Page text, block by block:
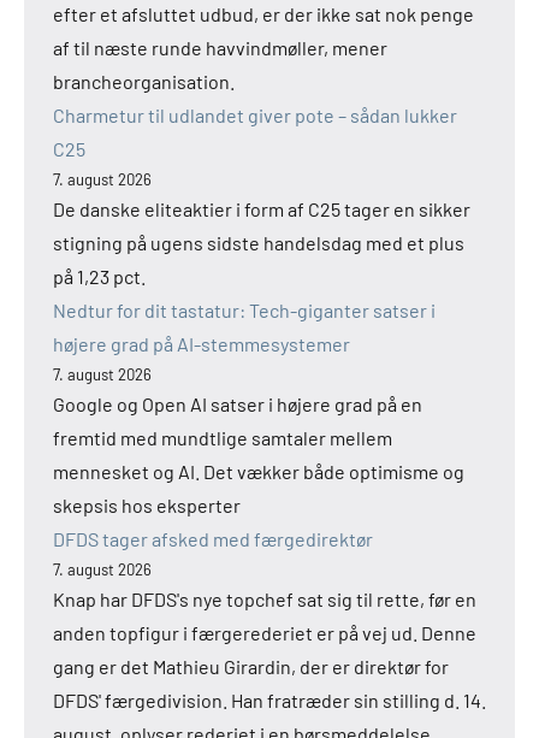
efter et afsluttet udbud, er der ikke sat nok penge
af til næste runde havvindmøller, mener
brancheorganisation.
Charmetur til udlandet giver pote – sådan lukker
C25
7. august 2026
De danske eliteaktier i form af C25 tager en sikker
stigning på ugens sidste handelsdag med et plus
på 1,23 pct.
Nedtur for dit tastatur: Tech-giganter satser i
højere grad på AI-stemmesystemer
7. august 2026
Google og Open AI satser i højere grad på en
fremtid med mundtlige samtaler mellem
mennesket og AI. Det vækker både optimisme og
skepsis hos eksperter
DFDS tager afsked med færgedirektør
7. august 2026
Knap har DFDS's nye topchef sat sig til rette, før en
anden topfigur i færgerederiet er på vej ud. Denne
gang er det Mathieu Girardin, der er direktør for
DFDS' færgedivision. Han fratræder sin stilling d. 14.